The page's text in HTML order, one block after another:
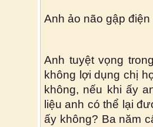
Anh ảo não gập
Anh tuyệt vọng
không lợi dụng chị
không, nếu khi ấy
liệu anh có thể lại
ấy không? Ba năm